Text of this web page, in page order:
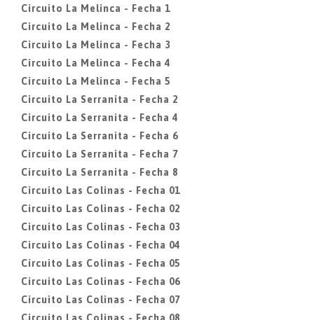
Circuito La Melinca - Fecha 1
Circuito La Melinca - Fecha 2
Circuito La Melinca - Fecha 3
Circuito La Melinca - Fecha 4
Circuito La Melinca - Fecha 5
Circuito La Serranita - Fecha 2
Circuito La Serranita - Fecha 4
Circuito La Serranita - Fecha 6
Circuito La Serranita - Fecha 7
Circuito La Serranita - Fecha 8
Circuito Las Colinas - Fecha 01
Circuito Las Colinas - Fecha 02
Circuito Las Colinas - Fecha 03
Circuito Las Colinas - Fecha 04
Circuito Las Colinas - Fecha 05
Circuito Las Colinas - Fecha 06
Circuito Las Colinas - Fecha 07